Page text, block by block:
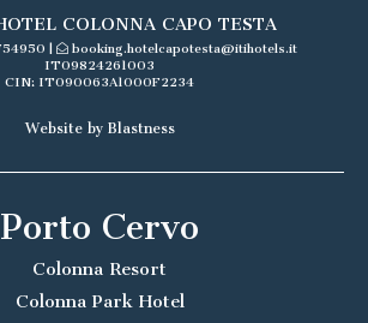
COLONNA CAPO TESTA
|
booking.hotelcapotesta@itihotels.it
IT09824261003
CIN: IT090063A1000F2234
Website by Blastness
Porto Cervo
Colonna Resort
Colonna Park Hotel